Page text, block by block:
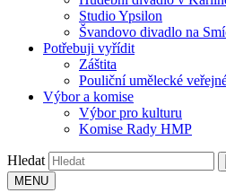
Studio Ypsilon
Švandovo divadlo na
Potřebuji vyřídit
Záštita
Pouliční umělecké
Výbor a komise
Výbor pro kulturu
Komise Rady HMP
Hledat
MENU